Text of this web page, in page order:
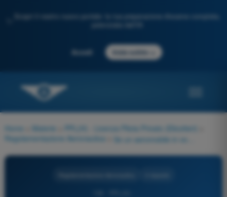
Scopri il nostro nuovo portale: la tua preparazione d'esame completa,
Accedi Inizia subito
Home Materie PPL(H) - Licenza Pilota Privato (Elicotteri)
Regolamentazione Aeronautica